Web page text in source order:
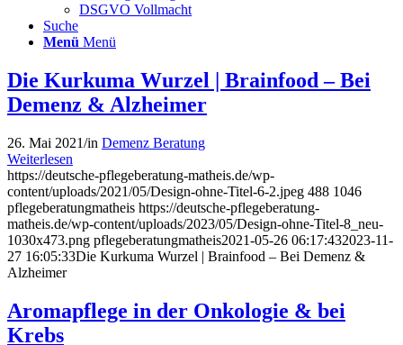
DSGVO Vollmacht
Suche
Menü Menü
Die Kurkuma Wurzel | Brainfood – Bei
Demenz & Alzheimer
26. Mai 2021/in Demenz Beratung
Weiterlesen
https://deutsche-pflegeberatung-matheis.de/wp-
content/uploads/2021/05/Design-ohne-Titel-6-2.jpeg 488 1046
pflegeberatungmatheis https://deutsche-pflegeberatung-
matheis.de/wp-content/uploads/2023/05/Design-ohne-Titel-8_neu-
1030x473.png pflegeberatungmatheis2021-05-26 06:17:432023-11-
27 16:05:33Die Kurkuma Wurzel | Brainfood – Bei Demenz &
Alzheimer
Aromapflege in der Onkologie & bei
Krebs